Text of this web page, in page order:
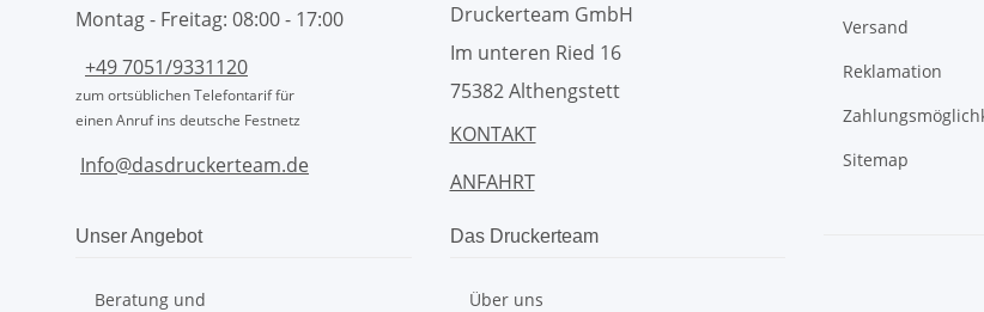
Montag - Freitag: 08:00 - 17:00
+49 7051/9331120
zum ortsüblichen Telefontarif für
einen Anruf ins deutsche Festnetz
Info@dasdruckerteam.de
Druckerteam GmbH
Im unteren Ried 16
75382 Althengstett
KONTAKT
ANFAHRT
Versand
Reklamation
Sitemap
Unser Angebot
Beratung und
Das Druckerteam
Über uns